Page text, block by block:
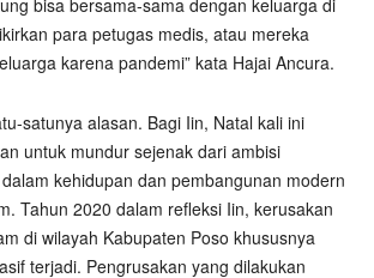
para petugas medis, atau mereka
karena pandemi” kata Hajai Ancura.
satunya alasan. Bagi Iin, Natal kali ini
untuk mundur sejenak dari ambisi
kehidupan dan pembangunan modern
Tahun 2020 dalam refleksi Iin, kerusakan
di wilayah Kabupaten Poso khususnya
terjadi. Pengrusakan yang dilakukan